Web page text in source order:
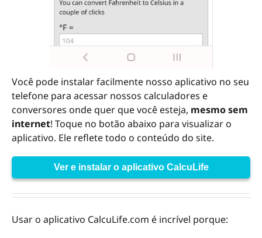
Você pode instalar facilmente nosso aplicativo no seu
telefone para acessar nossos calculadores e
conversores onde quer que você esteja, mesmo sem
internet! Toque no botão abaixo para visualizar o
aplicativo. Ele reflete todo o conteúdo do site.
Ver e instalar o aplicativo CalcuLife
Usar o aplicativo CalcuLife.com é incrível porque: